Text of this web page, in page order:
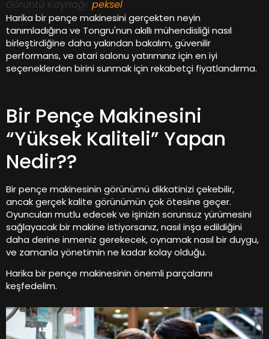
Görüntü Kaynağı: peksel
Harika bir pençe makinesini gerçekten neyin
tanımladığına ve Tongru'nun akıllı mühendisliği nasıl
birleştirdiğine daha yakından bakalım, güvenilir
performans, ve atari salonu yatırımınız için en iyi
seçeneklerden birini sunmak için rekabetçi fiyatlandırma.
Bir Pençe Makinesini
“Yüksek Kaliteli” Yapan
Nedir??
Bir pençe makinesinin görünümü dikkatinizi çekebilir,
ancak gerçek kalite görünümün çok ötesine geçer.
Oyuncuları mutlu edecek ve işinizin sorunsuz yürümesini
sağlayacak bir makine istiyorsanız, nasıl inşa edildiğini
daha derine inmeniz gerekecek, oynamak nasıl bir duygu,
ve zamanla yönetimin ne kadar kolay olduğu.
Harika bir pençe makinesinin önemli parçalarını
keşfedelim.